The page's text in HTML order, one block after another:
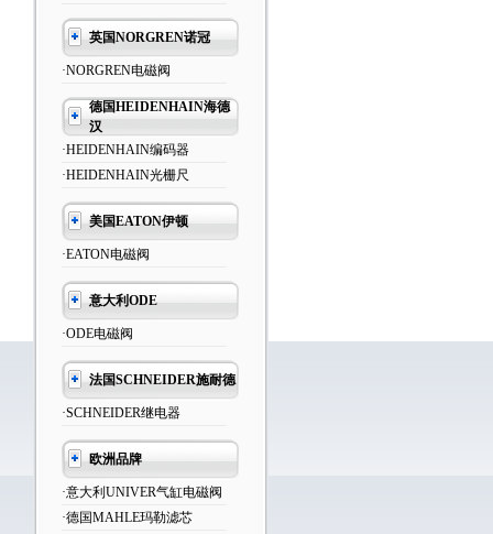
英国NORGREN诺冠
·NORGREN电磁阀
德国HEIDENHAIN海德
汉
·HEIDENHAIN编码器
·HEIDENHAIN光栅尺
美国EATON伊顿
·EATON电磁阀
意大利ODE
·ODE电磁阀
法国SCHNEIDER施耐德
·SCHNEIDER继电器
欧洲品牌
·意大利UNIVER气缸电磁阀
·德国MAHLE玛勒滤芯